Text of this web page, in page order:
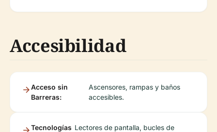
Accesibilidad
Acceso sin
Barreras:
Ascensores, rampas y baños
accesibles.
Tecnologías Lectores de pantalla, bucles de